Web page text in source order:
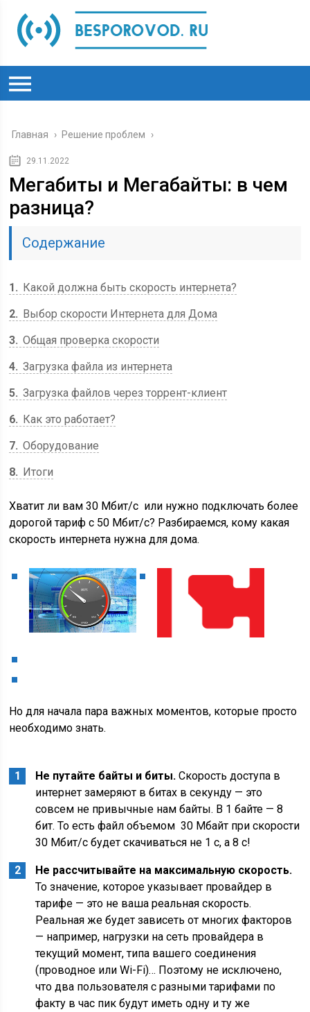
Главная › Решение проблем ›
29.11.2022
Мегабиты и Мегабайты: в чем
разница?
Содержание
1
Какой должна быть скорость интернета?
2
Выбор скорости Интернета для Дома
3 Общая проверка скорости
4 Загрузка файла из интернета
5 Загрузка файлов через торрент-клиент
6
Как это работает?
7 Оборудование
8
Итоги
Хватит ли вам 30 Мбит/с или нужно подключать более
дорогой тариф с 50 Мбит/с? Разбираемся, кому какая
скорость интернета нужна для дома.
Но для начала пара важных моментов, которые просто
необходимо знать.
Не путайте байты и биты. Скорость доступа в
интернет замеряют в битах в секунду — это
совсем не привычные нам байты. В 1 байте — 8
бит. То есть файл объемом 30 Мбайт при скорости
30 Мбит/с будет скачиваться не 1 с, а 8 с!
Не рассчитывайте на максимальную скорость.
То значение, которое указывает провайдер в
тарифе — это не ваша реальная скорость.
Реальная же будет зависеть от многих факторов
— например, нагрузки на сеть провайдера в
текущий момент, типа вашего соединения
(проводное или Wi-Fi)… Поэтому не исключено,
что два пользователя с разными тарифами по
факту в час пик будут иметь одну и ту же